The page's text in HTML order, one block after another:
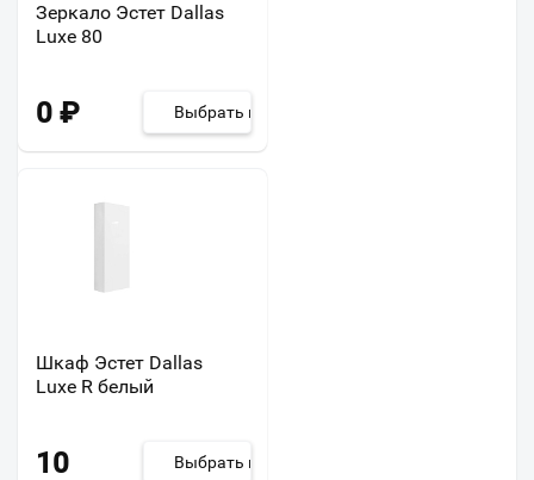
Зеркало Эстет Dallas
Luxe 80
0 ₽ Выбрать из 2
Шкаф Эстет Dallas
Luxe R белый
10
Выбрать из 2